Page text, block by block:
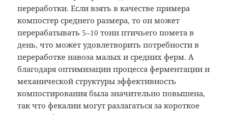
переработки. Если взять в качестве примера
компостер среднего размера, то он может
перерабатывать 5–10 тонн птичьего помета в
день, что может удовлетворить потребности в
переработке навоза малых и средних ферм. А
благодаря оптимизации процесса ферментации и
механической структуры эффективность
компостирования была значительно повышена,
так что фекалии могут разлагаться за короткое